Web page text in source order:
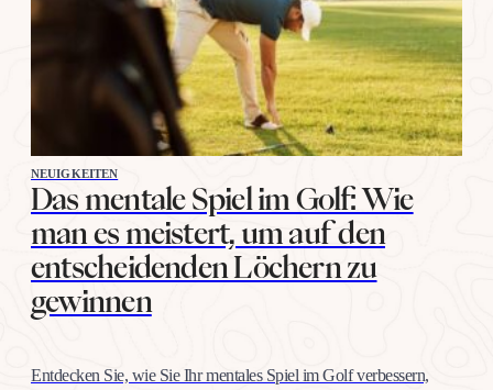
NEUIGKEITEN
Das mentale Spiel im Golf: Wie
man es meistert, um auf den
entscheidenden Löchern zu
gewinnen
Entdecken Sie, wie Sie Ihr mentales Spiel im Golf verbessern,